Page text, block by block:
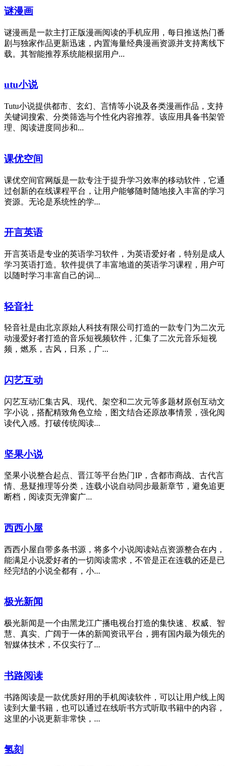
谜漫画
谜漫画是一款主打正版漫画阅读的手机应用，每日推送热门番
剧与独家作品更新迅速，内置海量经典漫画资源并支持离线下
载。其智能推荐系统能根据用户...
utu小说
Tutu小说提供都市、玄幻、言情等小说及各类漫画作品，支持
关键词搜索、分类筛选与个性化内容推荐。该应用具备书架管
理、阅读进度同步和...
课优空间
课优空间官网版是一款专注于提升学习效率的移动软件，它通
过创新的在线课程平台，让用户能够随时随地接入丰富的学习
资源。无论是系统性的学...
开言英语
开言英语是专业的英语学习软件，为英语爱好者，特别是成人
学习英语打造。软件提供了丰富地道的英语学习课程，用户可
以随时学习丰富自己的词...
轻音社
轻音社是由北京原始人科技有限公司打造的一款专门为二次元
动漫爱好者打造的音乐短视频软件，汇集了二次元音乐短视
频，燃系，古风，日系，广...
闪艺互动
闪艺互动汇集古风、现代、架空和二次元等多题材原创互动文
字小说，搭配精致角色立绘，图文结合还原故事情景，强化阅
读代入感。打破传统阅读...
坚果小说
坚果小说整合起点、晋江等平台热门IP，含都市商战、古代言
情、悬疑推理等分类，连载小说自动同步最新章节，避免追更
断档，阅读页无弹窗广...
西西小屋
西西小屋自带多条书源，将多个小说阅读站点资源整合在内，
能满足小说爱好者的一切阅读需求，不管是正在连载的还是已
经完结的小说全都有，小...
极光新闻
极光新闻是一个由黑龙江广播电视台打造的集快速、权威、智
慧、真实、广阔于一体的新闻资讯平台，拥有国内最为领先的
智媒体技术，不仅实行了...
书路阅读
书路阅读是一款优质好用的手机阅读软件，可以让用户线上阅
读到大量书籍，也可以通过在线听书方式听取书籍中的内容，
这里的小说更新非常快，...
氢刻